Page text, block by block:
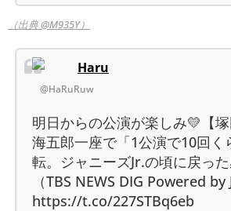
（出典 @M935Y）
Haru
@HaRuRuw
明日からの公演が楽しみ💛【
海五郎一座で「1公演で10回く
転。ジャニーズJr.の頃に戻った
（TBS NEWS DIG Powered by
https://t.co/227STBq6eb